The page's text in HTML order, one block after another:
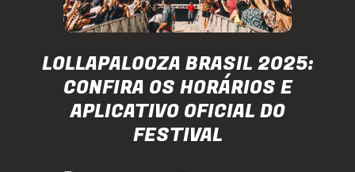
LOLLAPALOOZA BRASIL 2025:
CONFIRA OS HORÁRIOS E
APLICATIVO OFICIAL DO
FESTIVAL